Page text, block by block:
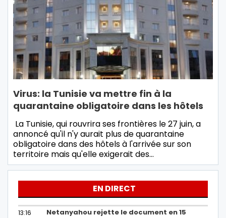
Virus: la Tunisie va mettre fin à la
quarantaine obligatoire dans les hôtels
La Tunisie, qui rouvrira ses frontières le 27 juin, a
annoncé qu'il n'y aurait plus de quarantaine
obligatoire dans des hôtels à l'arrivée sur son
territoire mais qu'elle exigerait des…
EN DIRECT
13:16
Netanyahou rejette le document en 15